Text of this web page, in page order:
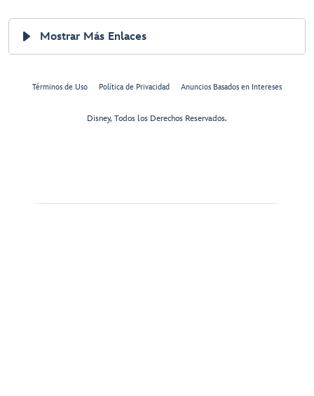
Mostrar Más Enlaces
Términos de Uso Política de Privacidad Anuncios Basados en Intereses
Disney, Todos los Derechos Reservados.